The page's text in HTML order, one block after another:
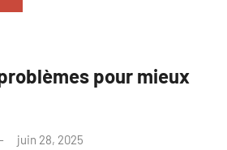
pour mieux
juin 28, 2025